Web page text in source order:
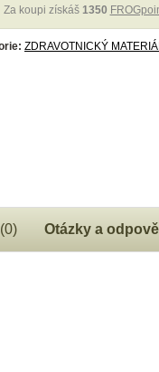
Za koupi získáš 1350
ZDRAVOTNICKÝ
Otázky a